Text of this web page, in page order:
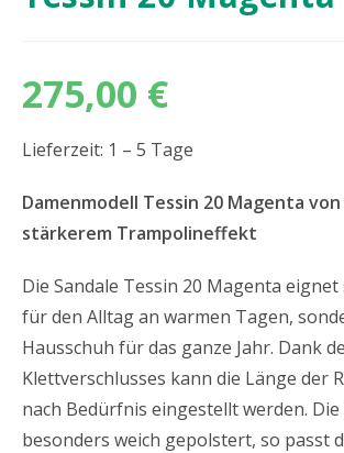
275,00 €
Lieferzeit: 1 – 5 Tage
Damenmodell Tessin 20 Magenta
stärkerem Trampolineffekt
Die Sandale Tessin 20 Magenta
für den Alltag an warmen Tagen,
Hausschuh für das ganze Jahr. Dank
Klettverschlusses kann die Länge der
nach Bedürfnis eingestellt werden. Die
besonders weich gepolstert, so passt